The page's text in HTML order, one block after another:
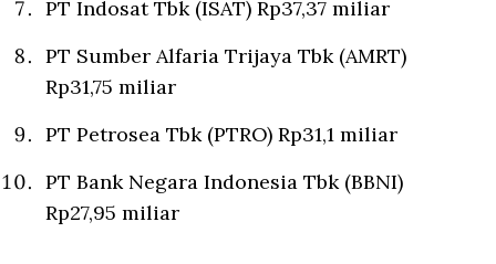
PT Indosat Tbk (ISAT) Rp37,37 miliar
PT Sumber Alfaria Trijaya Tbk (AMRT)
Rp31,75 miliar
PT Petrosea Tbk (PTRO) Rp31,1 miliar
PT Bank Negara Indonesia Tbk (BBNI)
Rp27,95 miliar